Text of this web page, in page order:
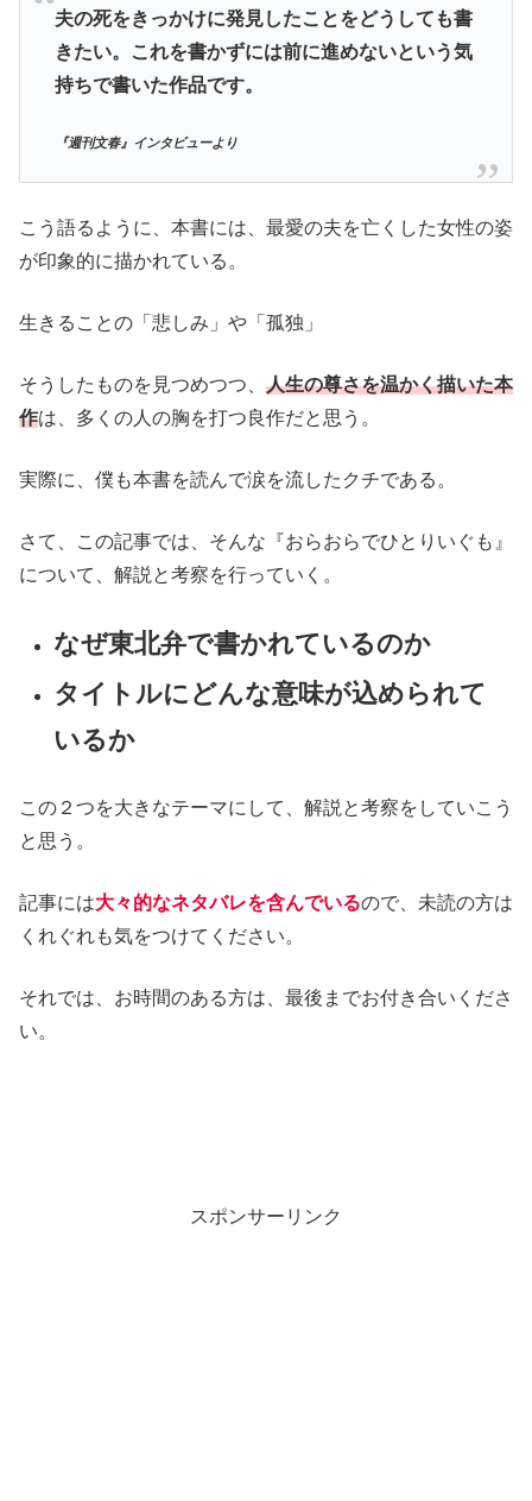
夫の死をきっかけに発見したことをどうしても書
きたい。これを書かずには前に進めないという気
持ちで書いた作品です。
『週刊文春』インタビューより
こう語るように、本書には、最愛の夫を亡くした女性の姿
が印象的に描かれている。
生きることの「悲しみ」や「孤独」
そうしたものを見つめつつ、 人生の尊さを温かく描いた本
作は、多くの人の胸を打つ良作だと思う。
実際に、僕も本書を読んで涙を流したクチである。
さて、この記事では、そんな『おらおらでひとりいぐも』
について、解説と考察を行っていく。
なぜ東北弁で書かれているのか
タイトルにどんな意味が込められて
いるか
この２つを大きなテーマにして、解説と考察をしていこう
と思う。
記事には大々的なネタバレを含んでいるので、未読の方は
くれぐれも気をつけてください。
それでは、お時間のある方は、最後までお付き合いくださ
い。
スポンサーリンク